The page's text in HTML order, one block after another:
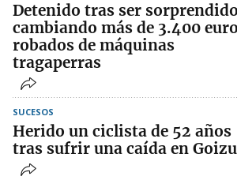
Detenido tras ser sorprendido
cambiando más de 3.400
robados de máquinas
tragaperras
SUCESOS
Herido un ciclista de 52 años
tras sufrir una caída en